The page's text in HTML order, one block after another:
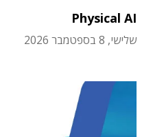
Physical AI
שלישי, 8 בספטמבר 2026